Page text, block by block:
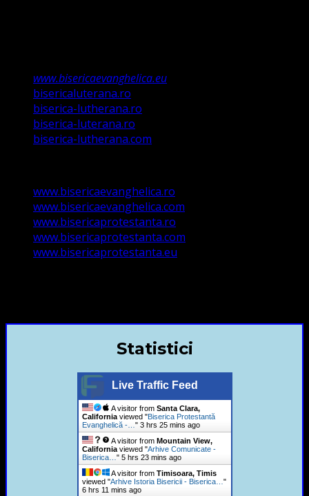
www.bisericaevanghelica.eu
bisericaluterana.ro
biserica-lutherana.ro
biserica-luterana.ro
biserica-lutherana.com
www.bisericaevanghelica.ro
www.bisericaevanghelica.com
www.bisericaprotestanta.ro
www.bisericaprotestanta.com
www.bisericaprotestanta.eu
Statistici
Live Traffic Feed
A visitor from Santa Clara,
Californiaviewed "Biserica Protestantă
Evanghelică -… " 3 hrs 25 mins ago
A visitor from Mountain View,
Californiaviewed "Arhive Comunicate -
Biserica… " 5 hrs 23 mins ago
A visitor from Timisoara, Timis
viewed "Arhive Istoria Bisericii - Biserica… "
6 hrs 11 mins ago